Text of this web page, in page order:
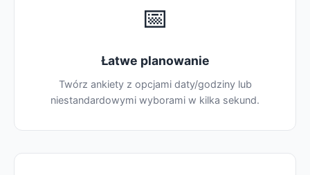
📅
Łatwe planowanie
Twórz ankiety z opcjami daty/godziny lub
niestandardowymi wyborami w kilka sekund.